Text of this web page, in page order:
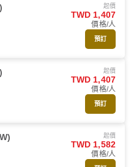
起價
TWD 1,407
價格/人
預訂
起價
TWD 1,407
價格/人
預訂
起價
TWD 1,582
價格/人